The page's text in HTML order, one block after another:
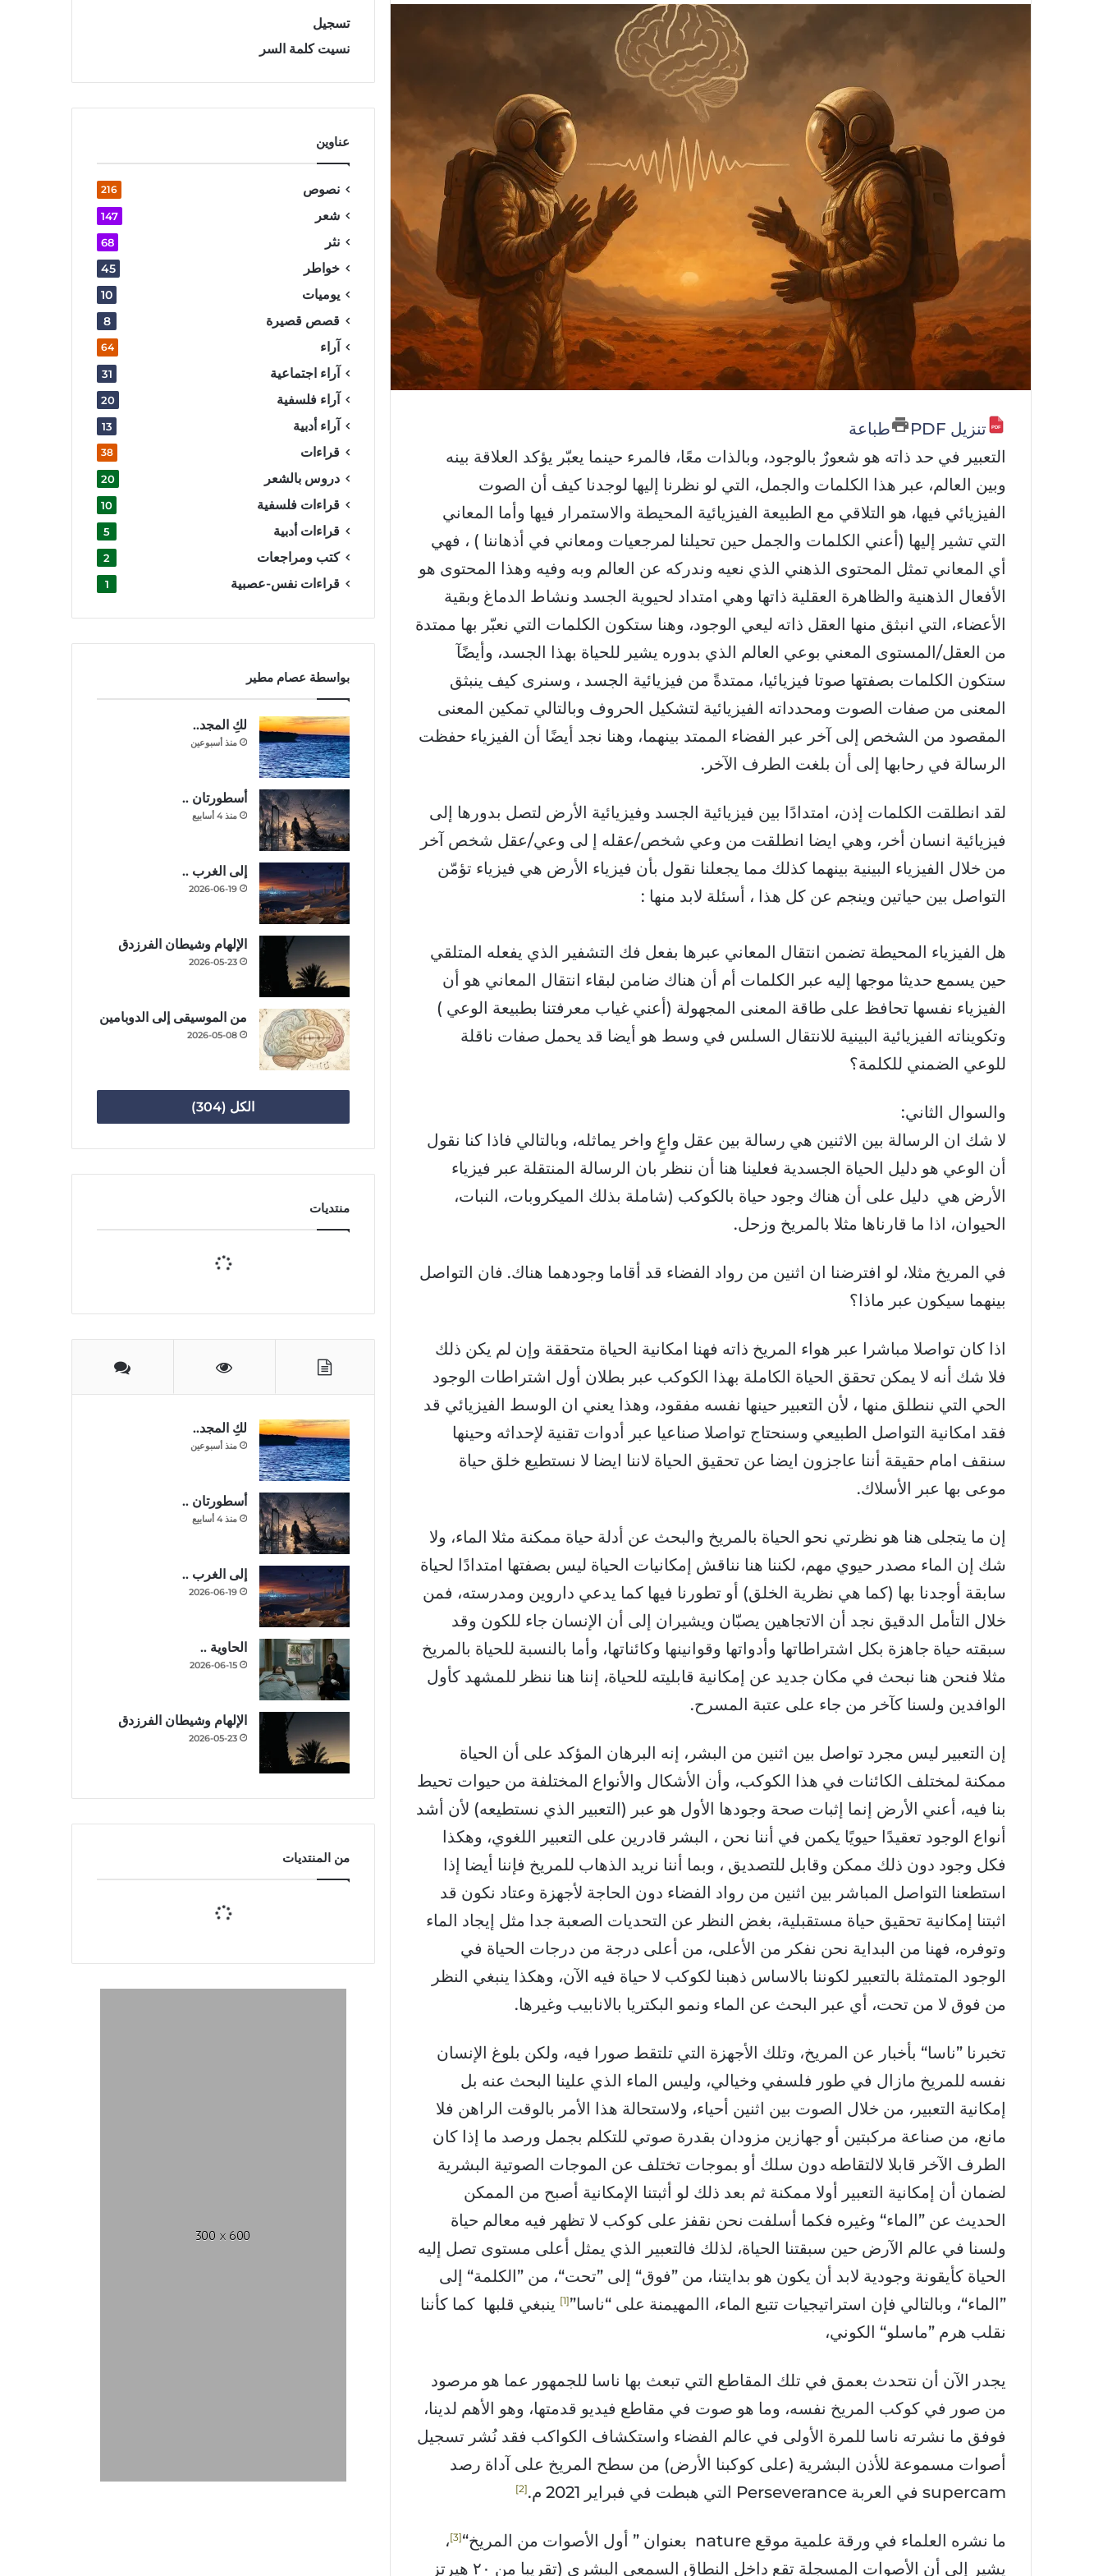
تنزيل PDF
طباعة
التعبير في حد ذاته هو شعورٌ بالوجود، وبالذات معًا، فالمرء حينما يعبّر يؤكد العلاقة بينه
وبين العالم، عبر هذا الكلمات والجمل، التي لو نظرنا إليها لوجدنا كيف أن الصوت
الفيزيائي فيها، هو التلاقي مع الطبيعة الفيزيائية المحيطة والاستمرار فيها وأما المعاني
التي تشير إليها (أعني الكلمات والجمل حين تحيلنا لمرجعيات ومعاني في أذهاننا ) ، فهي
أي المعاني تمثل المحتوى الذهني الذي نعيه وندركه عن العالم وبه وفيه وهذا المحتوى هو
الأفعال الذهنية والظاهرة العقلية ذاتها وهي امتداد لحيوية الجسد ونشاط الدماغ وبقية
الأعضاء، التي انبثق منها العقل ذاته ليعي الوجود، وهنا ستكون الكلمات التي نعبّر بها ممتدة
من العقل/المستوى المعني بوعي العالم الذي بدوره يشير للحياة بهذا الجسد، وأيضًآ
ستكون الكلمات بصفتها صوتا فيزيائيا، ممتدةً من فيزيائية الجسد ، وسنرى كيف ينبثق
المعنى من صفات الصوت ومحدداته الفيزيائية لتشكيل الحروف وبالتالي تمكين المعنى
المقصود من الشخص إلى آخر عبر الفضاء الممتد بينهما، وهنا نجد أيضًا أن الفيزياء حفظت
الرسالة في رحابها إلى أن بلغت الطرف الآخر.
لقد انطلقت الكلمات إذن، امتدادًا بين فيزيائية الجسد وفيزيائية الأرض لتصل بدورها إلى
فيزيائية انسان أخر، وهي ايضا انطلقت من وعي شخص/عقله إ لى وعي/عقل شخص آخر
من خلال الفيزياء البينية بينهما كذلك مما يجعلنا نقول بأن فيزياء الأرض هي فيزياء تؤمّن
التواصل بين حياتين وينجم عن كل هذا ، أسئلة لابد منها :
هل الفيزياء المحيطة تضمن انتقال المعاني عبرها بفعل فك التشفير الذي يفعله المتلقي
حين يسمع حديثا موجها إليه عبر الكلمات أم أن هناك ضامن لبقاء انتقال المعاني هو أن
الفيزياء نفسها تحافظ على طاقة المعنى المجهولة (أعني غياب معرفتنا بطبيعة الوعي )
وتكويناته الفيزيائية البينية للانتقال السلس في وسط هو أيضا قد يحمل صفات ناقلة
للوعي الضمني للكلمة؟
والسوال الثاني:
لا شك ان الرسالة بين الاثنين هي رسالة بين عقل واعٍ واخر يماثله، وبالتالي فاذا كنا نقول
أن الوعي هو دليل الحياة الجسدية فعلينا هنا أن ننظر بان الرسالة المنتقلة عبر فيزياء
الأرض هي دليل على أن هناك وجود حياة بالكوكب (شاملة بذلك الميكروبات، النبات،
الحيوان، اذا ما قارناها مثلا بالمريخ وزحل.
في المريخ مثلا، لو افترضنا ان اثنين من رواد الفضاء قد أقاما وجودهما هناك. فان التواصل
بينهما سيكون عبر ماذا؟
اذا كان تواصلا مباشرا عبر هواء المريخ ذاته فهنا امكانية الحياة متحققة وإن لم يكن ذلك
فلا شك أنه لا يمكن تحقق الحياة الكاملة بهذا الكوكب عبر بطلان أول اشتراطات الوجود
الحي التي ننطلق منها ، لأن التعبير حينها نفسه مفقود، وهذا يعني ان الوسط الفيزيائي قد
فقد امكانية التواصل الطبيعي وسنحتاج تواصلا صناعيا عبر أدوات تقنية لإحداثه وحينها
سنقف امام حقيقة أننا عاجزون ايضا عن تحقيق الحياة لاننا ايضا لا نستطيع خلق حياة
موعى بها عبر الأسلاك.
إن ما يتجلى هنا هو نظرتي نحو الحياة بالمريخ والبحث عن أدلة حياة ممكنة مثلا الماء، ولا
شك إن الماء مصدر حيوي مهم، لكننا هنا نناقش إمكانيات الحياة ليس بصفتها امتدادًا لحياة
سابقة أوجدنا بها (كما هي نظرية الخلق) أو تطورنا فيها كما يدعي داروين ومدرسته، فمن
خلال التأمل الدقيق نجد أن الاتجاهين يصبّان ويشيران إلى أن الإنسان جاء للكون وقد
سبقته حياة جاهزة بكل اشتراطاتها وأدواتها وقوانينها وكائناتها، وأما بالنسبة للحياة بالمريخ
مثلا فنحن هنا نبحث في مكان جديد عن إمكانية قابليته للحياة، إننا هنا ننظر للمشهد كأول
الوافدين ولسنا كآخر من جاء على عتبة المسرح.
إن التعبير ليس مجرد تواصل بين اثنين من البشر، إنه البرهان المؤكد على أن الحياة
ممكنة لمختلف الكائنات في هذا الكوكب، وأن الأشكال والأنواع المختلفة من حيوات تحيط
بنا فيه، أعني الأرض إنما إثبات صحة وجودها الأول هو عبر (التعبير الذي نستطيعه) لأن أشد
أنواع الوجود تعقيدًا حيويًا يكمن في أننا نحن ، البشر قادرين على التعبير اللغوي، وهكذا
فكل وجود دون ذلك ممكن وقابل للتصديق ، وبما أننا نريد الذهاب للمريخ فإننا أيضا إذا
استطعنا التواصل المباشر بين اثنين من رواد الفضاء دون الحاجة لأجهزة وعتاد نكون قد
اثبتنا إمكانية تحقيق حياة مستقبلية، بغض النظر عن التحديات الصعبة جدا مثل إيجاد الماء
وتوفره، فهنا من البداية نحن نفكر من الأعلى، من أعلى درجة من درجات الحياة في
الوجود المتمثلة بالتعبير لكوننا بالاساس ذهبنا لكوكب لا حياة فيه الآن، وهكذا ينبغي النظر
من فوق لا من تحت، أي عبر البحث عن الماء ونمو البكتريا بالانابيب وغيرها.
تخبرنا ”ناسا“ بأخبار عن المريخ، وتلك الأجهزة التي تلتقط صورا فيه، ولكن بلوغ الإنسان
نفسه للمريخ مازال في طور فلسفي وخيالي، وليس الماء الذي علينا البحث عنه بل
إمكانية التعبير، من خلال الصوت بين اثنين أحياء، ولاستحالة هذا الأمر بالوقت الراهن فلا
مانع، من صناعة مركبتين أو جهازين مزودان بقدرة صوتي للتكلم بجمل ورصد ما إذا كان
الطرف الآخر قابلا لالتقاطه دون سلك أو بموجات تختلف عن الموجات الصوتية البشرية
لضمان أن إمكانية التعبير أولا ممكنة ثم بعد ذلك لو أثبتنا الإمكانية أصبح من الممكن
الحديث عن ”الماء“ وغيره فكما أسلفت نحن نقفز على كوكب لا تظهر فيه معالم حياة
ولسنا في عالم الآرض حين سبقتنا الحياة، لذلك فالتعبير الذي يمثل أعلى مستوى تصل إليه
الحياة كأيقونة وجودية لابد أن يكون هو بدايتنا، من ”فوق“ إلى ”تحت“، من ”الكلمة“ إلى
”الماء“، وبالتالي فإن استراتيجيات تتبع الماء، االمهيمنة على “ناسا” 1
ينبغي قلبها كما كأننا
نقلب هرم ”ماسلو“ الكوني،
يجدر الآن أن نتحدث بعمق في تلك المقاطع التي تبعث بها ناسا للجمهور عما هو مرصود
من صور في كوكب المريخ نفسه، وما هو صوت في مقاطع فيديو قدمتها، وهو الأهم لدينا،
فوفق ما نشرته ناسا للمرة الأولى في عالم الفضاء واستكشاف الكواكب فقد نُشر تسجيل
أصوات مسموعة للأذن البشرية (على كوكبنا الأرض) من سطح المريخ على آداة رصد
supercam في العربة Perseverance التي هبطت في فبراير 2021 م.
2
ما نشره العلماء في ورقة علمية موقع nature بعنوان ” أول الأصوات من المريخ“ 3 ،
يشير إلى أن الأصوات المسجلة تقع داخل النطاق السمعي البشري (تقريبا من ٢٠ هيرتز
تسجيل
نسيت كلمة السر
عناوين
نصوص 216
شعر 147
نثر 68
خواطر 45
يوميات 10
قصص قصيرة 8
آراء 64
آراء اجتماعية 31
آراء فلسفية 20
آراء أدبية 13
قراءات 38
دروس بالشعر 20
قراءات فلسفية 10
قراءات أدبية 5
كتب ومراجعات 2
قراءات نفس-عصبية 1
بواسطة عصام مطير
لكِ المجد..
منذ أسبوعين
أسطورتان ..
منذ 4 أسابيع
إلى الغرب ..
2026-06-19
الإلهام وشيطان الفرزدق
2026-05-23
من الموسيقى إلى الدوبامين
2026-05-08
الكل (304)
منتديات
لكِ المجد..
منذ أسبوعين
أسطورتان ..
منذ 4 أسابيع
إلى الغرب ..
2026-06-19
الحاوية ..
2026-06-15
الإلهام وشيطان الفرزدق
2026-05-23
من المنتديات